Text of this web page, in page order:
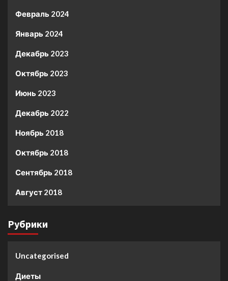
Февраль 2024
Январь 2024
Декабрь 2023
Октябрь 2023
Июнь 2023
Декабрь 2022
Ноябрь 2018
Октябрь 2018
Сентябрь 2018
Август 2018
Рубрики
Uncategorised
Диеты